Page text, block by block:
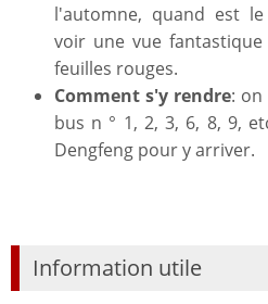
l'automne, quand est
voir une vue
feuilles rouges.
Comment s'y rendre:
bus n ° 1, 2, 3, 6, 8, 9,
Dengfeng pour y arriver.
Information utile